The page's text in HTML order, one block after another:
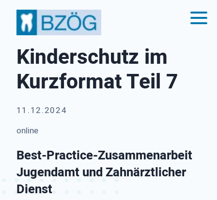
Kinderschutz im
Kurzformat Teil 7
11.12.2024
online
Best-Practice-Zusammenarbeit
Jugendamt und Zahnärztlicher
Dienst